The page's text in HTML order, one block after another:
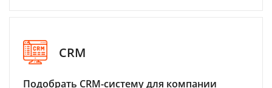
CRM
Подобрать CRM-систему для компании